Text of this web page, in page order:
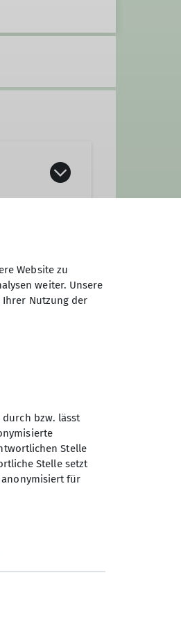
des
Alpenvereins e.V.
Website zu
weiter. Unsere
Nutzung der
bzw. lässt
Stelle
Stelle setzt
anonymisiert für